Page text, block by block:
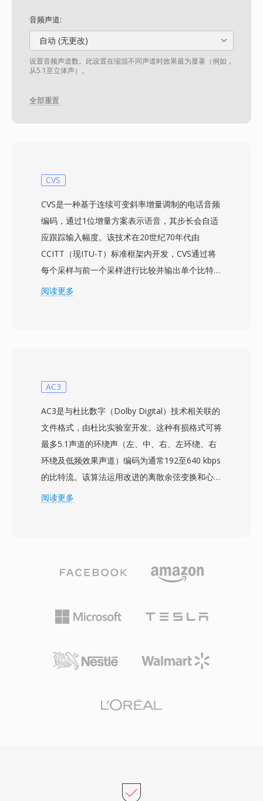
音频声道:
自动 (无更改)
设置音频声道数。此设置在缩混不同声道时效果最为显著（例如，
从5.1至立体声）。
全部重置
CVS
CVS是一种基于连续可变斜率增量调制的电话音频
编码，通过1位增量方案表示语音，其步长会自适
应跟踪输入幅度。该技术在20世纪70年代由
CCITT（现ITU-T）标准框架内开发，CVS通过将
每个采样与前一个采样进行比较并输出单个比特
——上升或下降——来进行编码，斜率幅度根据
方式所需传输容量极小，对军用无线电链路和早期
在快速变化的信号上防止过载失真，同时在安静段
落中将颗粒噪声保持在可接受水平。虽然现代宽带
编解码器已取代了CVS，但它在遗留电话系统和嵌
入式通信设备中仍保有历史意义和特定用途。
阅读更多
AC3
AC3是与杜比数字（Dolby Digital）技术相关联的
文件格式，由杜比实验室开发。这种有损格式可将
最多5.1声道的环绕声（左、中、右、左环绕、右
环绕及低频效果声道）编码为通常192至640 kbps
的比特流。该算法运用改进的离散余弦变换和心理
声学分析，丢弃人耳感知阈值以下的音频信息，在
空间音频带入家庭影院系统。该格式还通过专用的
容。AV接收器、电视和机顶盒等设备中广泛的硬
件解码器支持，意味着AC3音频可在庞大的消费电
阅读更多